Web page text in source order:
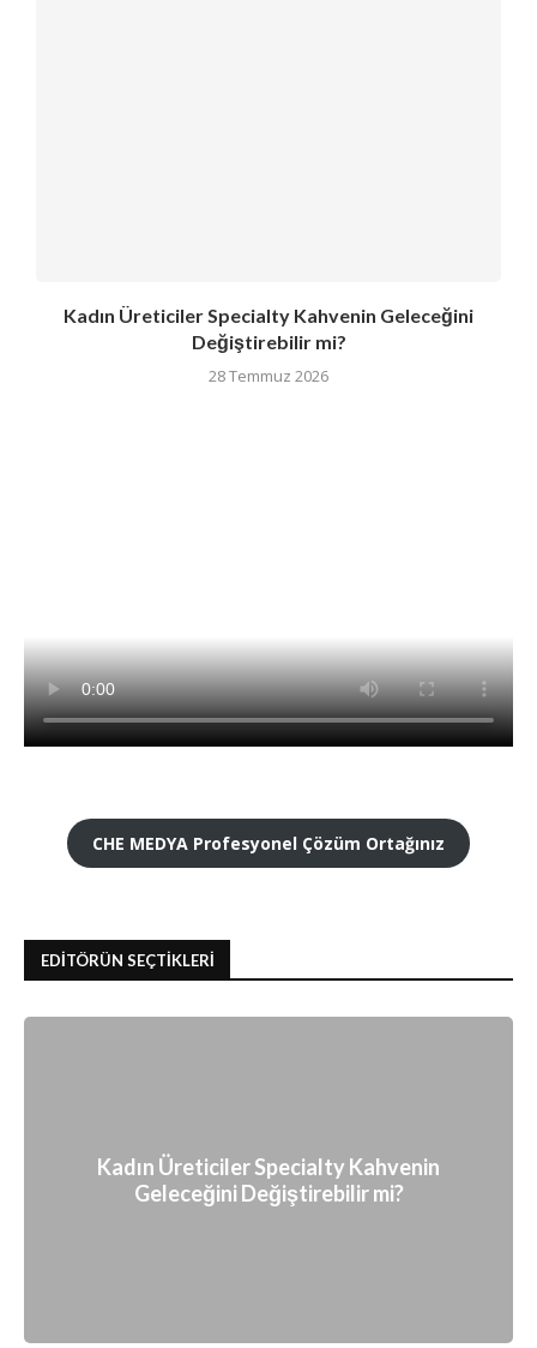
Kadın Üreticiler Specialty Kahvenin Geleceğini
Değiştirebilir mi?
28 Temmuz 2026
CHE MEDYA Profesyonel Çözüm Ortağınız
EDİTÖRÜN SEÇTİKLERİ
Kadın Üreticiler Specialty Kahvenin
Geleceğini Değiştirebilir mi?